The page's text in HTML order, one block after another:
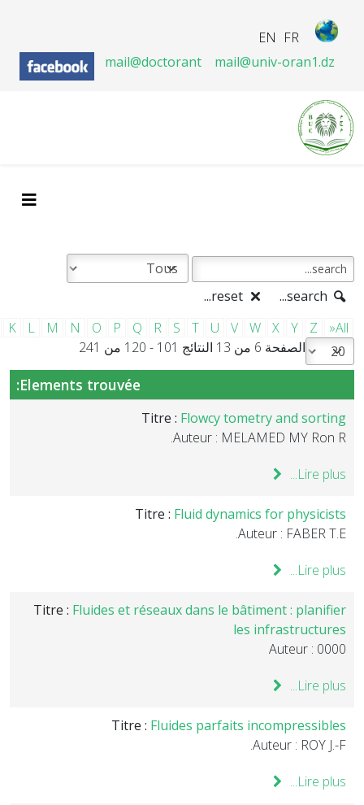
FR
EN
mail@doctorant
mail@univ-oran1.dz
K
L M N O P Q R S T U V W X Y Z
»All
الصفحة 6 من 13 النتائج 101 - 120 من 241
Elements trouvée:
Titre : Flowcy tometry and sorting
Auteur : MELAMED MY Ron R.
Lire plus...
Titre : Fluid dynamics for physicists
Auteur : FABER T.E.
Lire plus...
Titre : Fluides et réseaux dans le bâtiment : planifier
les infrastructures
Auteur : 0000
Lire plus...
Titre : Fluides parfaits incompressibles
Auteur : ROY J.-F.
Lire plus...